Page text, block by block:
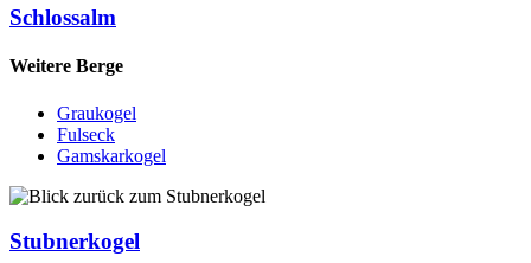
Schlossalm
Weitere Berge
Graukogel
Fulseck
Gamskarkogel
Stubnerkogel